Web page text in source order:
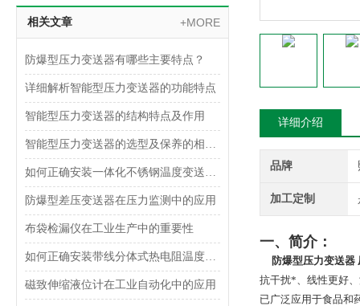
相关文章 +MORE
防爆型压力变送器有哪些主要特点？
详细解析智能型压力变送器的功能特点
智能型压力变送器的结构特点及作用
智能型压力变送器的选型及保养的相关知识
如何正确安装一体化不锈钢温度变送器？
防爆型差压变送器在压力监测中的应用
布袋检漏仪在工业生产中的重要性
如何正确安装带线分体式热电阻温度传感器？
磁致伸缩液位计在工业自动化中的应用
详细介绍
品牌
加工定制
一、 简介：
防爆型压力变送器
抗干扰*、线性更好
已广泛应用于食品和